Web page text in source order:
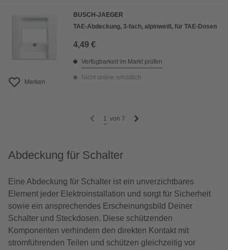
Merken
BUSCH-JAEGER
TAE-Abdeckung, 3-fach, alpinweiß, für TAE-Dosen
4,49 €
Verfügbarkeit im Markt prüfen
Nicht online erhältlich
1 von 7
Abdeckung für Schalter
Eine Abdeckung für Schalter ist ein unverzichtbares
Element jeder Elektroinstallation und sorgt für Sicherheit
sowie ein ansprechendes Erscheinungsbild Deiner
Schalter und Steckdosen. Diese schützenden
Komponenten verhindern den direkten Kontakt mit
stromführenden Teilen und schützen gleichzeitig vor